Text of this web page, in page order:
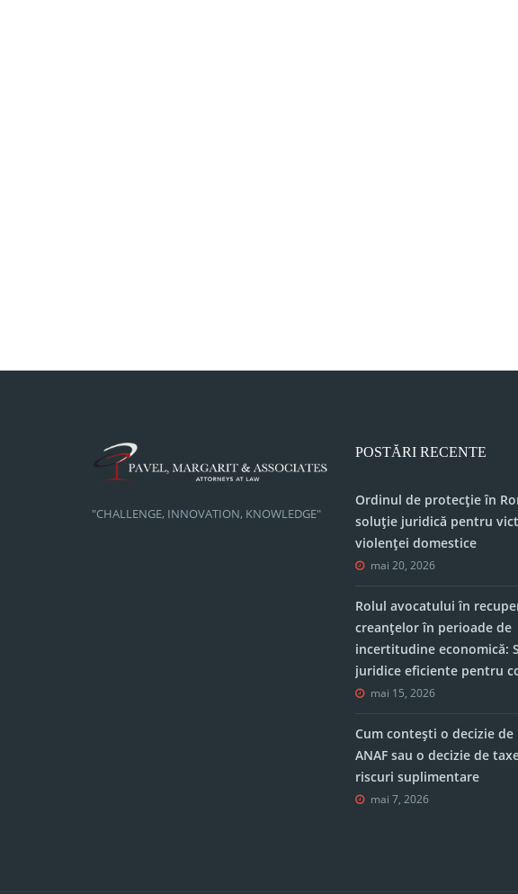
"CHALLENGE, INNOVATION, KNOWLEDGE"
POSTĂRI RECENTE
Ordinul de protecție în
soluție juridică pentru
violenței domestice
mai 20, 2026
Rolul avocatului în
creanțelor în perioade de
incertitudine economică:
juridice eficiente pentru
mai 15, 2026
Cum contești o decizie
ANAF sau o decizie de
riscuri suplimentare
mai 7, 2026